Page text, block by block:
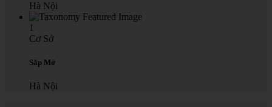
Hà Nội
1
Cơ Sở
Săp Mở
Hà Nội